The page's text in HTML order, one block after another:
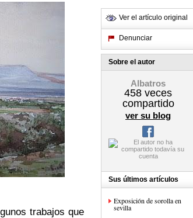
trabajos que
Ver el artículo original
Denunciar
Sobre el autor
Albatros
458 veces
compartido
ver su blog
Sus últimos artículos
Exposición de sorolla en
sevilla